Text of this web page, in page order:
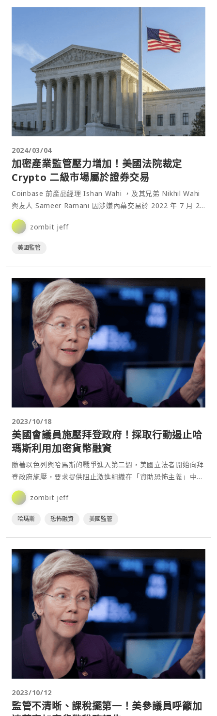
2024/03/04
加密產業監管壓力增加！美國法院裁定
Crypto 二級市場屬於證券交易
Coinbase 前產品經理 Ishan Wahi ，及其兄弟 Nikhil Wahi
與友人 Sameer Ramani 因涉嫌內幕交易於 2022 年 7 月 21
日遭美國司法部起訴。兩名主要的被告 Ishan Wahi 與 Nikhil
Wahi 已針⋯
zombit jeff
美國監管
2023/10/18
美國會議員施壓拜登政府！採取行動遏止哈
瑪斯利用加密貨幣融資
隨著以色列與哈馬斯的戰爭進入第二週，美國立法者開始向拜
登政府施壓，要求提供阻止激進組織在「資助恐怖主義」中使
用加密貨幣的詳細計畫，以削弱恐怖組織透過加密貨幣取得執
行攻擊所需的資源。⋯
zombit jeff
哈瑪斯 恐怖融資 美國監管
2023/10/12
監管不清晰、課稅擺第一！美參議員呼籲加